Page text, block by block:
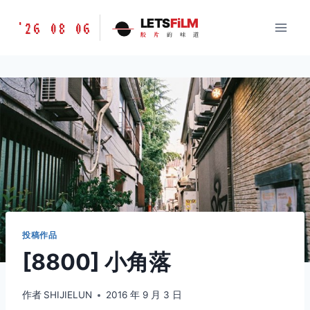
胶
味
道
LETSFILM
'26 08 06 LETSFiLM
胶 片 的 味 道
投稿作品
[8800] 小角落
作者 SHIJIELUN 2016 年 9 月 3 日